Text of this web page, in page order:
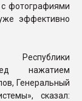
фотографиями
эффективно
Республики
нажатием
Генеральный
сказал: